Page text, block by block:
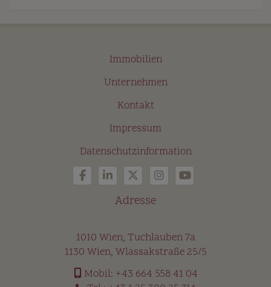
Immobilien
Unternehmen
Kontakt
Impressum
Datenschutzinformation
Adresse
1010 Wien, Tuchlauben 7a
1130 Wien, Wlassakstraße 25/5
Mobil: +43 664 558 41 04